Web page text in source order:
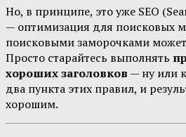
Но, в принципе, это уже SEO
— оптимизация для поисковых
поисковыми заморочками
Просто старайтесь выполнять
хороших заголовков — ну или
два пункта этих правил, и
хорошим.